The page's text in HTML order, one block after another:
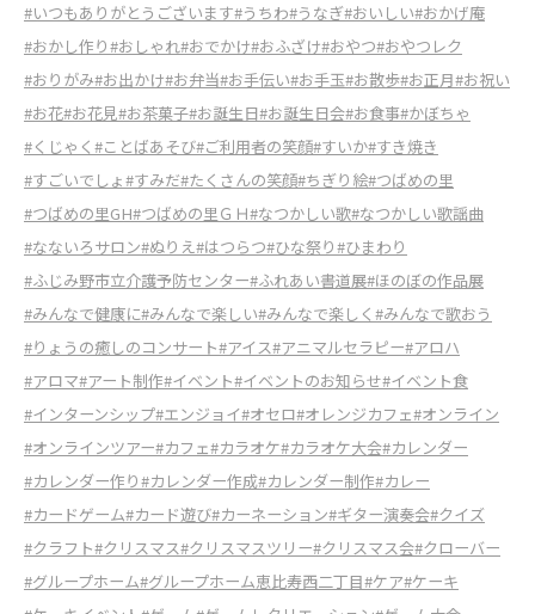
#いつもありがとうございます#うちわ#うなぎ#おいしい#おかげ庵
#おかし作り#おしゃれ#おでかけ#おふざけ#おやつ#おやつレク
#おりがみ#お出かけ#お弁当#お手伝い#お手玉#お散歩#お正月#お祝い
#お花#お花見#お茶菓子#お誕生日#お誕生日会#お食事#かぼちゃ
#くじゃく #ことばあそび#ご利用者の笑顔#すいか#すき焼き
#すごいでしょ#すみだ#たくさんの笑顔#ちぎり絵#つばめの里
#つばめの里GH#つばめの里ＧＨ#なつかしい歌#なつかしい歌謡曲
#なないろサロン#ぬりえ#はつらつ#ひな祭り#ひまわり
#ふじみ野市立介護予防センター#ふれあい書道展#ほのぼの作品展
#みんなで健康に#みんなで楽しい#みんなで楽しく #みんなで歌おう
#りょうの癒しのコンサート#アイス#アニマルセラピー#アロハ
#アロマ#アート制作#イベント#イベントのお知らせ#イベント食
#インターンシップ#エンジョイ#オセロ#オレンジカフェ#オンライン
#オンラインツアー#カフェ#カラオケ#カラオケ大会#カレンダー
#カレンダー作り#カレンダー作成#カレンダー制作#カレー
#カードゲーム#カード遊び#カーネーション#ギター演奏会#クイズ
#クラフト#クリスマス#クリスマスツリー#クリスマス会#クローバー
#グループホーム#グループホーム恵比寿西二丁目#ケア#ケーキ